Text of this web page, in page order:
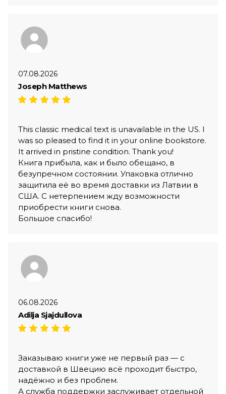
07.08.2026
Joseph Matthews
This classic medical text is unavailable in the US. I
was so pleased to find it in your online bookstore.
It arrived in pristine condition. Thank you!
Книга прибыла, как и было обещано, в
безупречном состоянии. Упаковка отлично
защитила её во время доставки из Латвии в
США. С нетерпением жду возможности
приобрести книги снова.
Большое спасибо!
06.08.2026
Adilja Sjajdullova
Заказываю книги уже не первый раз — с
доставкой в Швецию всё проходит быстро,
надёжно и без проблем.
А служба поддержки заслуживает отдельной